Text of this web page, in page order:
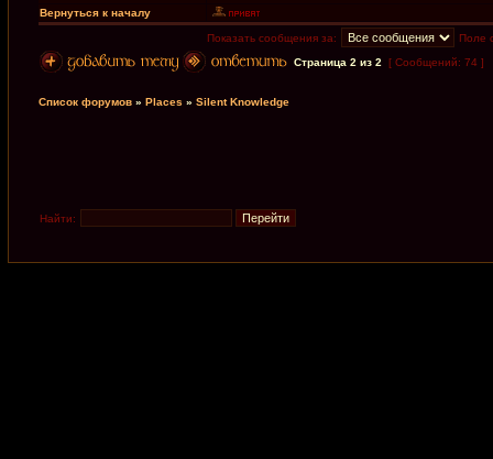
Вернуться к началу
Показать сообщения за:
Поле
Страница 2 из 2 [ Сообщений: 74 ]
Список форумов » Places » Silent Knowledge
Найти: